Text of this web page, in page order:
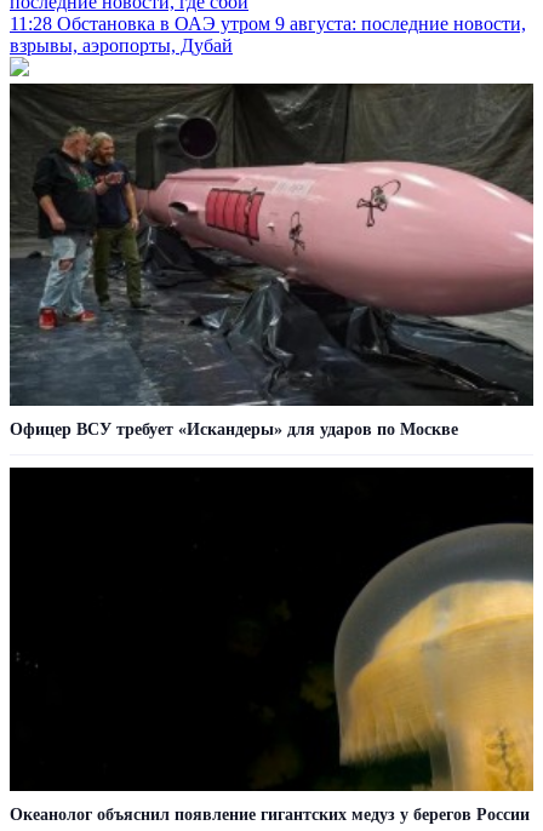
11:28 Обстановка в ОАЭ утром 9 августа: последние новости,
взрывы, аэропорты, Дубай
Офицер ВСУ требует «Искандеры» для ударов по Москве
Океанолог объяснил появление гигантских медуз у берегов России